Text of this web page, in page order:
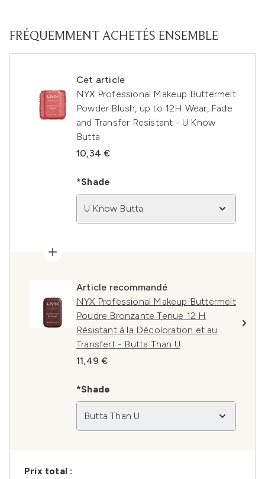
FRÉQUEMMENT ACHETÉS ENSEMBLE
Cet article
NYX Professional Makeup Buttermelt
Powder Blush, up to 12H Wear, Fade
and Transfer Resistant - U Know
Butta
10,34 €
*Shade
U Know Butta
Article recommandé
NYX Professional Makeup Buttermelt
Poudre Bronzante Tenue 12 H
Résistant à la Décoloration et au
Transfert - Butta Than U
11,49 €
*Shade
Butta Than U
Prix ​​total :